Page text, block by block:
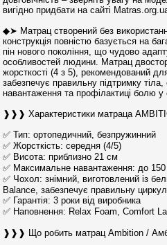
вигідно придбати на сайті
◆➤ Матрац створений без
конструкція повністю базується на
пін нового покоління, що чудово
особливостей людини. Матрац
жорсткості (4 з 5), рекомендований
забезпечує правильну підтримку
навантаження та профілактиці болю у
❱❱❱ Характеристики матраца
✅ Тип: ортопедичний, безпружинний
✅ Жорсткість: середня (4/5)
✅ Висота: приблизно 21 см
✅ Максимальне навантаження: до
✅ Чохол: знімний, виготовлений із
Balance, забезпечує правильну
✅ Гарантія: 3 роки від виробника
✅ Наповнення: Relax Foam, Comfort
❱❱❱ Що робить матрац Ambition /